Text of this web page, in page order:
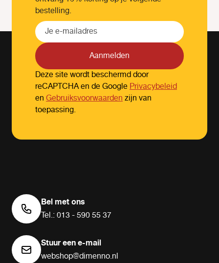
bestelling.
Aanmelden
Deze site wordt beschermd door
reCAPTCHA en de GooglePrivacybeleid
en Gebruiksvoorwaardenzijn van
toepassing.
Bel met ons
Tel.: 013 - 590 55 37
Stuur een e-mail
webshop@dimenno.nl